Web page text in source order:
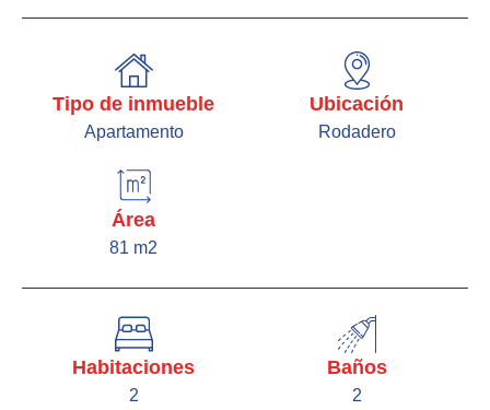
Tipo de inmueble
Apartamento
Ubicación
Rodadero
Área
81 m2
Habitaciones
2
Baños
2